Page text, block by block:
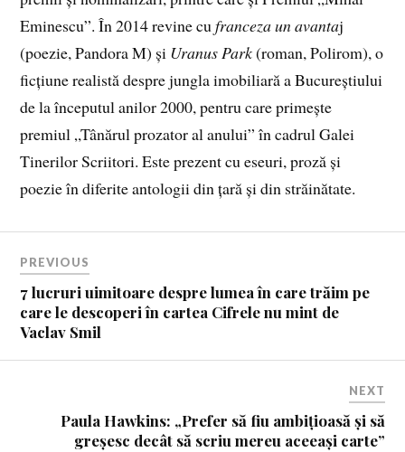
Eminescu”. În 2014 revine cufranceza un avantaj
(poezie, Pandora M) și Uranus Park(roman, Polirom), o
ficțiune realistă despre jungla imobiliară a Bucureștiului
de la începutul anilor 2000, pentru care primește
premiul „Tânărul prozator al anului” în cadrul Galei
Tinerilor Scriitori. Este prezent cu eseuri, proză și
poezie în diferite antologii din țară și din străinătate.
PREVIOUS
7 lucruri uimitoare despre lumea în care trăim pe
care le descoperi în cartea Cifrele nu mint de
Vaclav Smil
NEXT
Paula Hawkins: „Prefer să fiu ambițioasă și să
greșesc decât să scriu mereu aceeași carte”